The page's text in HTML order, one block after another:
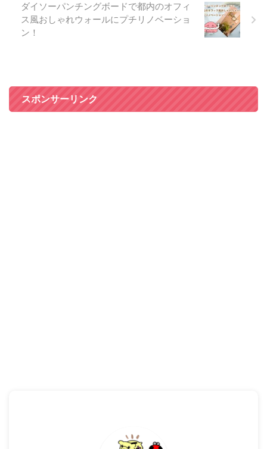
ダイソーパンチングボードで都内のオフィ
ス風おしゃれウォールにプチリノベーショ
ン！
スポンサーリンク